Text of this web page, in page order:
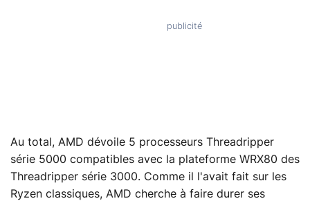
Au total, AMD dévoile 5 processeurs Threadripper
série 5000 compatibles avec la plateforme WRX80 des
Threadripper série 3000. Comme il l'avait fait sur les
Ryzen classiques, AMD cherche à faire durer ses